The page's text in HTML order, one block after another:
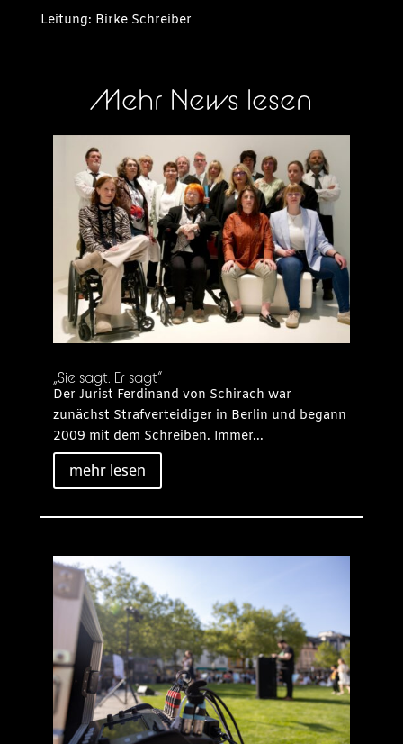
Leitung: Birke Schreiber
Mehr News lesen
„Sie sagt. Er sagt“
Der Jurist Ferdinand von Schirach war
zunächst Strafverteidiger in Berlin und begann
2009 mit dem Schreiben. Immer...
mehr lesen